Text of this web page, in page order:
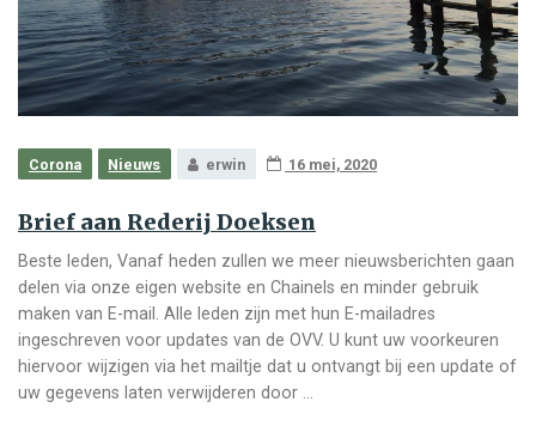
Corona Nieuws erwin 16 mei, 2020
Brief aan Rederij Doeksen
Beste leden, Vanaf heden zullen we meer nieuwsberichten gaan
delen via onze eigen website en Chainels en minder gebruik
maken van E-mail. Alle leden zijn met hun E-mailadres
ingeschreven voor updates van de OVV. U kunt uw voorkeuren
hiervoor wijzigen via het mailtje dat u ontvangt bij een update of
uw gegevens laten verwijderen door …